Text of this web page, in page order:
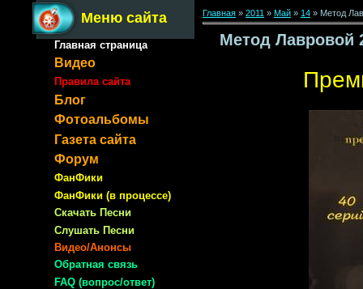
Меню сайта
Главная страница
Видео
Правила сайта
Блог
Фотоальбомы
Газета сайта
Форум
ФанФики
ФанФики (в процессе)
Скачать Песни
Слушать Песни
Видео/Анонсы
Обратная связь
FAQ (вопрос/ответ)
Главная » 2011 » Май » 14 » Метод
Метод Лавровой